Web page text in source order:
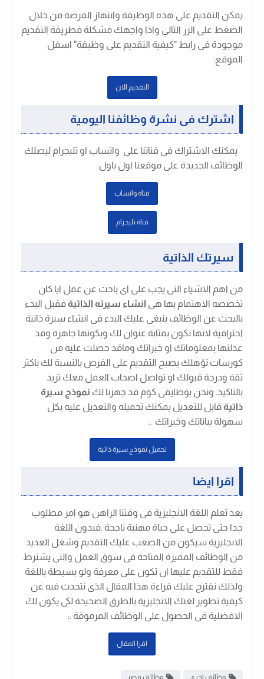
يمكن التقديم على هذه الوظيفة وانتهاز الفرصة من خلال
الضغط على الزر التالي واذا واجهك مشكلة فطريقة التقديم
موجودة فى رابط "كيفية التقديم على وظيفة" اسفل
الموقع:
التقديم الان
اشترك فى نشرة وظائفنا اليومية
يمكنك الاشتراك فى قناتنا على واتساب او تليجرام ليصلك
الوظائف الجديدة على موقعنا اول باول:
قتاة واتساب
قتاة تليجرام
سيرتك الذاتية
من اهم الاشياء التى يجب على اى باحث عن عمل ايا كان
تخصصه الاهتمام بها هى انشاء سيرته الذاتية فقبل البدء
بالبحث عن الوظائف ينبغى عليك البدء فى انشاء سيرة ذاتية
احترافية لانها تكون بمثابة عنوان لك وبكونها جاهزة وقد
عدلتها بمعلوماتك او خبراتك وماقد حصلت عليه من
كورسات تؤهلك يصبح التقديم على الفرص بالنسبة لك باكثر
ثقة ودرجة قبولك او تواصل اصحاب العمل معك تزيد
بالتاكيد. ونحن بوظايفى كوم قد جهزنا لك نموذج سيرة
ذاتية قابل للتعديل يمكنك تحميله والتعديل عليه بكل
سهولة بباناتك وخبراتك .:
تحميل نموذج سيرة ذاتية
اقرا ايضا
يعد تعلم اللغة الانجليزية فى وقتنا الراهن هو امر مطلوب
جدا حتى تحصل على حياة مهنية ناجحة .فبدون اللغة
الانجليزية سيكون من الصعب عليك التقديم وشغل العديد
من الوظائف المميزة المتاحة فى سوق العمل والتى يشترط
فقط للتقديم عليها ان تكون على معرفة ولو بسيطة باللغة
ولذلك نقترح عليك قراءة هذا المقال الذى نتحدث فيه عن
كيفية تطوير لغتك الانجليزية بالطرق الصحيحة لكى يكون لك
الافضلية فى الحصول على الوظائف المرموقة .:
اقرا المقال
وظائف اخرى وظائف مصر